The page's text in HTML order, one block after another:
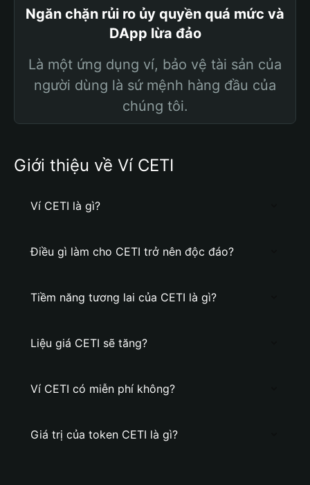
Ngăn chặn rủi ro ủy quyền quá mức và
DApp lừa đảo
Là một ứng dụng ví, bảo vệ tài sản của
người dùng là sứ mệnh hàng đầu của
chúng tôi.
Giới thiệu về Ví CETI
Ví CETI là gì?
Điều gì làm cho CETI trở nên độc đáo?
Tiềm năng tương lai của CETI là gì?
Liệu giá CETI sẽ tăng?
Ví CETI có miễn phí không?
Giá trị của token CETI là gì?